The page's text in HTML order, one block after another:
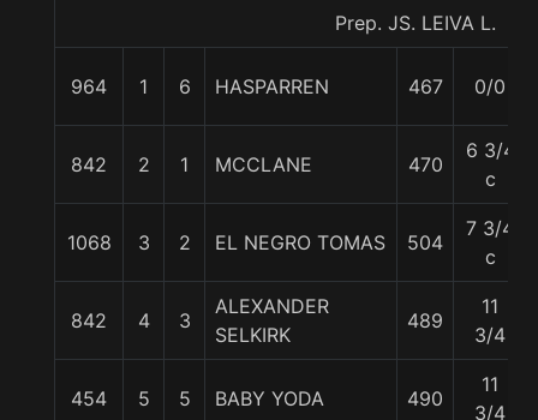
Prep. JS. LEIVA L.
964 1 6 HASPARREN 467 0/0
842 2 1 MCCLANE 470
6 3/4
c
1068 3 2 EL NEGRO TOMAS 504
7 3/4
c
842 4 3
ALEXANDER
SELKIRK
489
11
3/4
454 5 5 BABY YODA 490
11
3/4